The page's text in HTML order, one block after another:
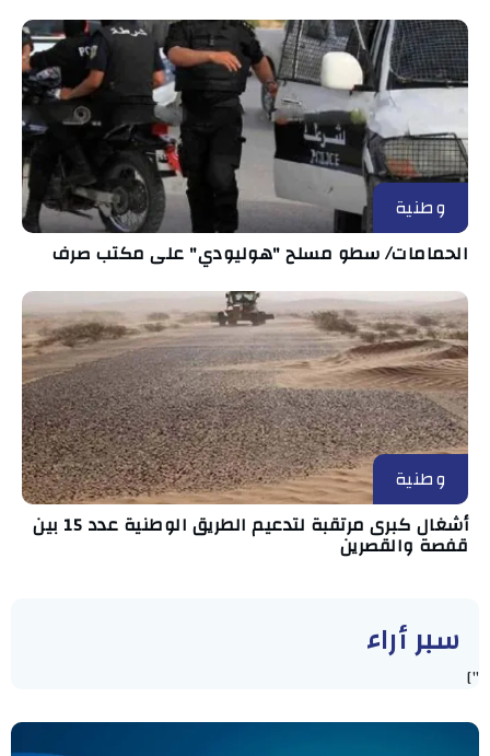
وطنية
الحمامات/ سطو مسلح "هوليودي" على مكتب صرف
وطنية
أشغال كبرى مرتقبة لتدعيم الطريق الوطنية عدد 15 بين
قفصة والقصرين
سبر أراء
"]